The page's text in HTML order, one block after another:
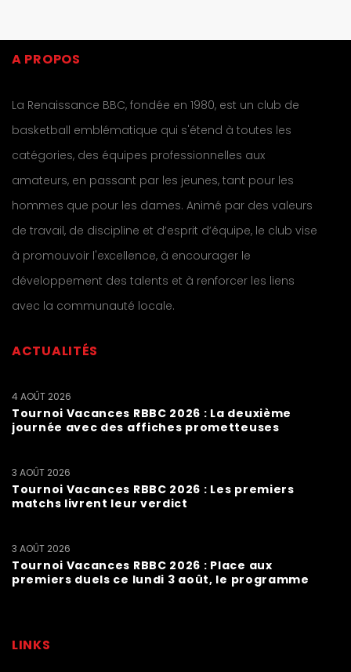
A PROPOS
La Renaissance BBC, fondée en 1980, est un club de
basketball emblématique qui s'étend à toutes les
catégories, des équipes professionnelles aux
amateurs, en passant par les jeunes, tant pour les
hommes que pour les dames. Animé par des valeurs
de travail, de discipline et d’esprit d’équipe, le club vise
à promouvoir l'excellence, à encourager le
développement des talents et à renforcer les liens
avec la communauté locale.
ACTUALITÉS
Tournoi Vacances RBBC 2026 : La deuxième
journée avec des affiches prometteuses
4 AOÛT 2026
Tournoi Vacances RBBC 2026 : Les premiers
matchs livrent leur verdict
3 AOÛT 2026
Tournoi Vacances RBBC 2026 : Place aux
premiers duels ce lundi 3 août, le programme
3 AOÛT 2026
LINKS